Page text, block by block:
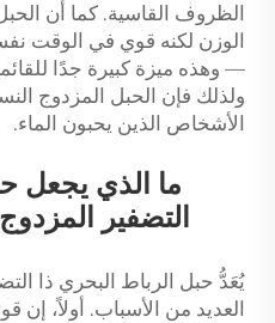
الظروف القاسية. كما أن
الوزن لكنه قوي في الوقت
— وهذه ميزة كبيرة جدًا
ولذلك فإن الحبل المزدوج
الأشخاص الذين يحبون الماء.
ما الذي يجعل
التضفير
يُعَدُّ حبل الرباط البحري ذا
العديد من الأسباب. أولاً، إن